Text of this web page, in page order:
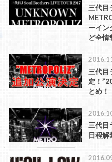
三代目
ーイン
ど全情
三代目
定！
とめ！
三代目
日程解